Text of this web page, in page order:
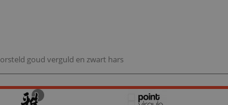
goud verguld en zwart hars